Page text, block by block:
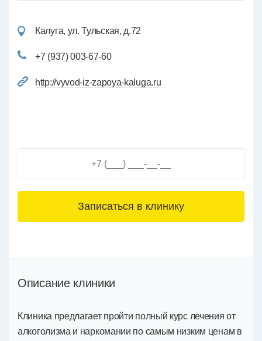
Калуга, ул. Тульская, д.72
+7 (937) 003-67-60
http://vyvod-iz-zapoya-kaluga.ru
3+6=
Описание клиники
Клиника предлагает пройти полный курс лечения от
алкоголизма и наркомании по самым низким ценам в